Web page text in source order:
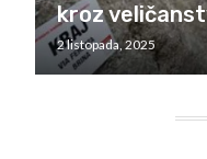
kroz
2 listopada, 2025